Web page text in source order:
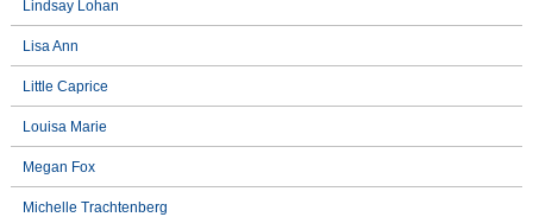
Lindsay Lohan
Lisa Ann
Little Caprice
Louisa Marie
Megan Fox
Michelle Trachtenberg